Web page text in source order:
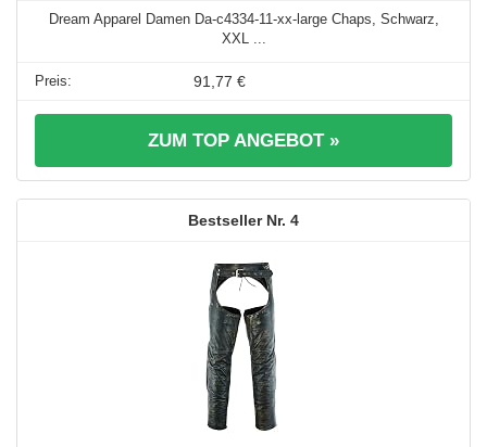
Dream Apparel Damen Da-c4334-11-xx-large Chaps, Schwarz,
XXL ...
91,77 €
ZUM TOP ANGEBOT »
4